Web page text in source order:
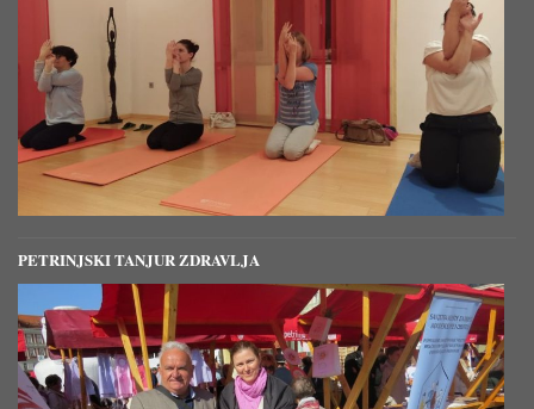
PETRINJSKI TANJUR ZDRAVLJA